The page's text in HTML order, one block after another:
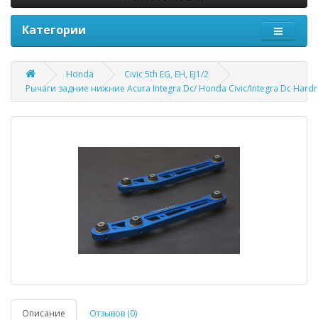
Категории
Honda
Civic 5th EG, EH, EJ1/2
Рычаги задние нижние Acura Integra Dc/ Honda Civic/Integra Dc
Описание Отзывов (0)